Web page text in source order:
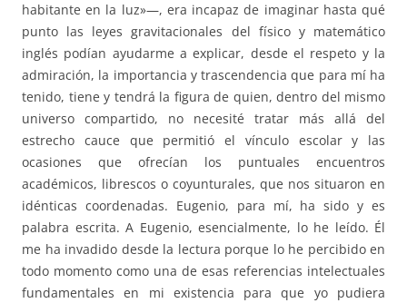
habitante en la luz»—, era incapaz de imaginar hasta qué
punto las leyes gravitacionales del físico y matemático
inglés podían ayudarme a explicar, desde el respeto y la
admiración, la importancia y trascendencia que para mí ha
tenido, tiene y tendrá la figura de quien, dentro del mismo
universo compartido, no necesité tratar más allá del
estrecho cauce que permitió el vínculo escolar y las
ocasiones que ofrecían los puntuales encuentros
académicos, librescos o coyunturales, que nos situaron en
idénticas coordenadas. Eugenio, para mí, ha sido y es
palabra escrita. A Eugenio, esencialmente, lo he leído. Él
me ha invadido desde la lectura porque lo he percibido en
todo momento como una de esas referencias intelectuales
fundamentales en mi existencia para que yo pudiera